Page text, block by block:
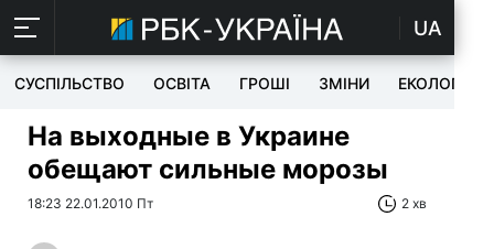
UA
СУСПІЛЬСТВО ОСВІТА ГРОШІ ЗМІНИ ЕКОЛОГІЯ
На выходные в Украине
обещают сильные морозы
18:23 22.01.2010 Пт 2 хв